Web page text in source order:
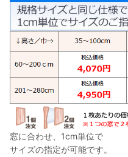
窓に合わせ、1cm単位で
サイズの指定が可能です。